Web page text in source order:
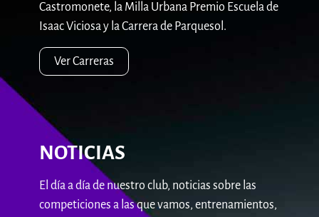
Castromonete, la Milla Urbana Premio Escuela de
Isaac Viciosa y la Carrera de Parquesol.
Ver Carreras
NOTICIAS
El día a día de nuestro club, noticias sobre las
competiciones a las que vamos, entrenamientos,